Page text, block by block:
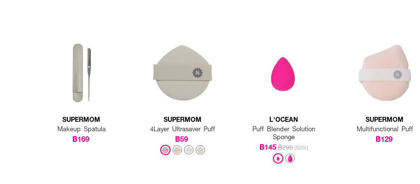
SUPERMOM
Makeup Spatula
฿169
SUPERMOM
4Layer Ultrasaver Puff
฿59
L'OCEAN
Puff Blender Solution
Sponge
฿145฿290 (50%)
SUPERMOM
Multifunctional Puff
฿129